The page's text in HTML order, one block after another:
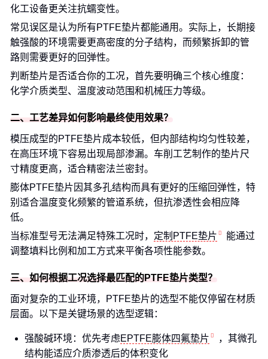
化工设备更关注抗蠕变性。
常见误区是认为所有PTFE垫片都能通用。实际上，长期接
触强酸的环境需要更高密度的分子结构，而频繁拆卸的管
路则需要更好的回弹性。
判断垫片是否适合你的工况，首先要明确三个核心维度：
化学介质类型、温度波动范围和机械压力等级。
二、工艺差异如何影响最终使用效果？
模压成型的PTFE垫片成本较低，但内部结构均匀性较差，
在高压环境下容易出现局部渗漏。车削工艺制作的垫片尺
寸精度更高，适合精密法兰密封。
膨体PTFE垫片因其多孔结构而具有更好的压缩回弹性，特
别适合温度变化频繁的管道系统，但抗渗透性会相应降
低。
当标准型号无法满足特殊工况时， 定制PTFE垫片
能通过
调整填料比例和加工方式来平衡各项性能参数。
三、如何根据工况选择最匹配的PTFE垫片类型？
面对复杂的工业环境，PTFE垫片的选型不能仅停留在材质
层面。以下是关键场景的选型逻辑：
强酸碱环境：优先考虑EPTFE膨体四氟垫片
，其微孔
结构能适应介质渗透后的体积变化